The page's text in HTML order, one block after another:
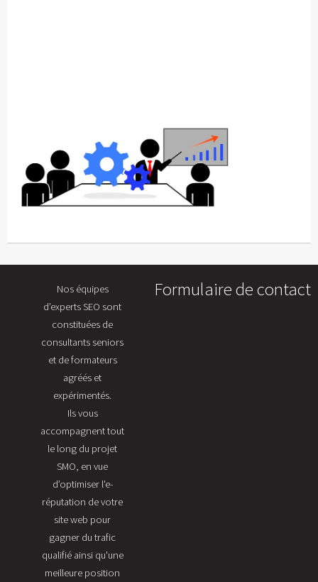
Nos équipes
d’experts SEO sont
constituées de
consultants seniors
et de formateurs
agréés et
expérimentés.
Ils vous
accompagnent tout
le long du projet
SMO, en vue
d’optimiser l'e-
réputation de votre
site web pour
gagner du trafic
qualifié ainsi qu'une
meilleure position
Formulaire de contact